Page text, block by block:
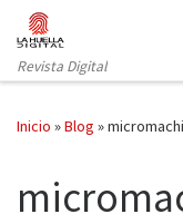
Saltar al contenido
Revista Digital
Inicio »Blog »